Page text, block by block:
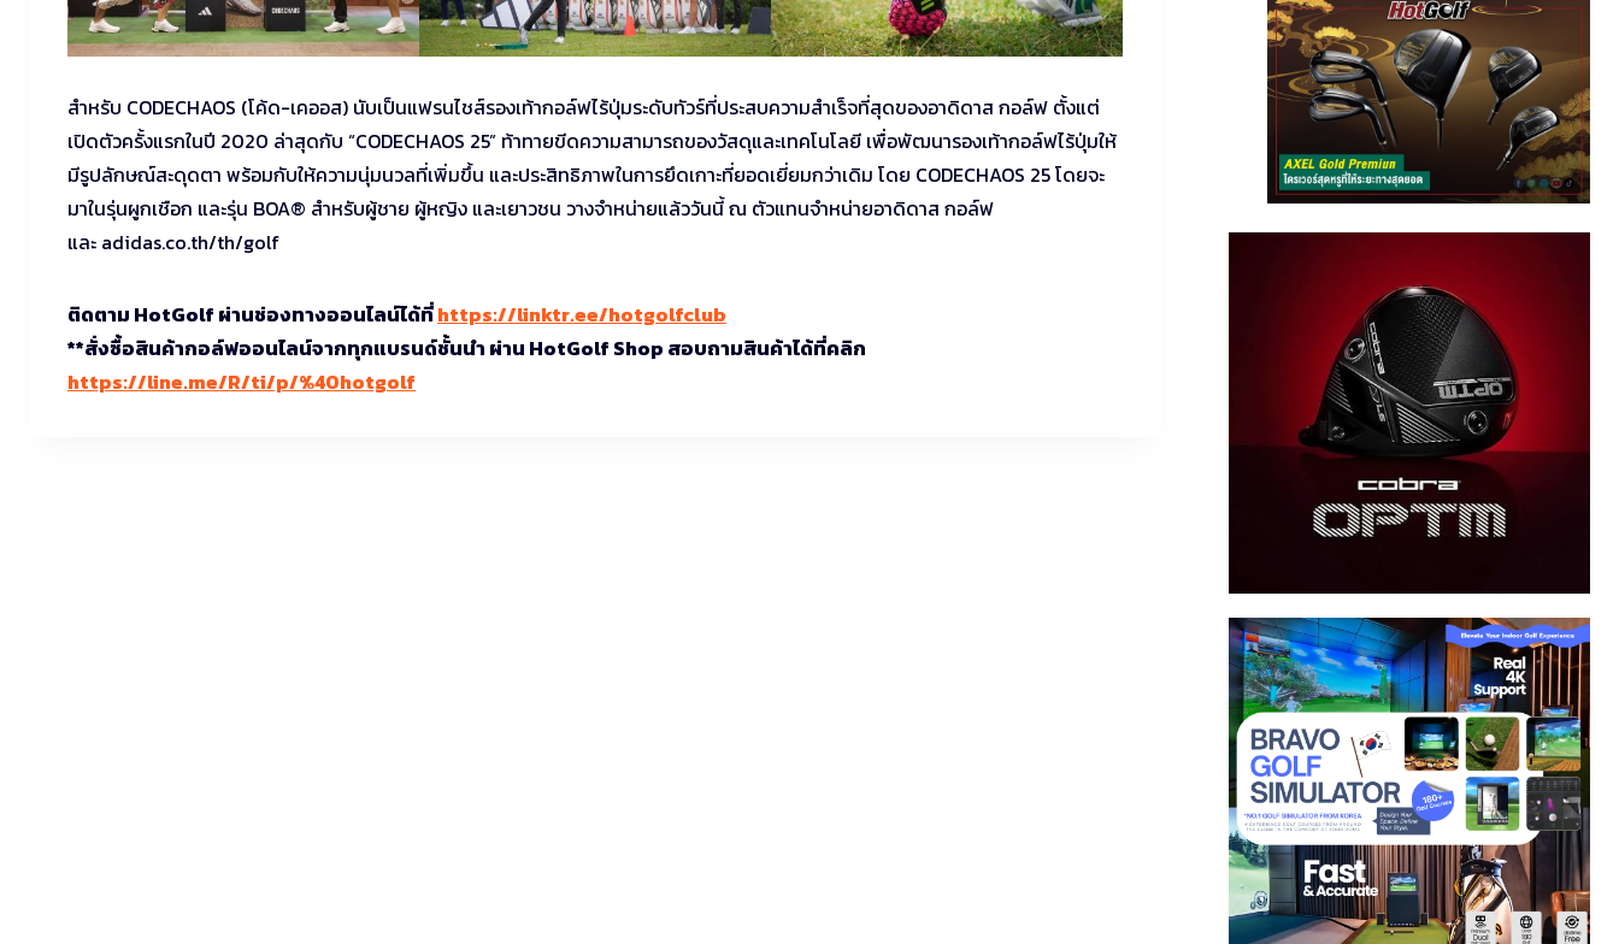
สำหรับ CODECHAOS (โค้ด-เคออส) นับเป็นแฟรนไชส์รองเท้ากอล์ฟไร้ปุ่มระดับทัวร์ที่ประสบความสำเร็จที่สุดของอาดิดาส กอล์ฟ ตั้งแต่
เปิดตัวครั้งแรกในปี 2020 ล่าสุดกับ “CODECHAOS 25” ท้าทายขีดความสามารถของวัสดุและเทคโนโลยี เพื่อพัฒนารองเท้ากอล์ฟไร้ปุ่มให้
มีรูปลักษณ์สะดุดตา พร้อมกับให้ความนุ่มนวลที่เพิ่มขึ้น และประสิทธิภาพในการยึดเกาะที่ยอดเยี่ยมกว่าเดิม โดย CODECHAOS 25 โดยจะ
มาในรุ่นผูกเชือก และรุ่น BOA® สำหรับผู้ชาย ผู้หญิง และเยาวชน วางจำหน่ายแล้ววันนี้ ณ ตัวแทนจำหน่ายอาดิดาส กอล์ฟ
และ adidas.co.th/th/golf
ติดตาม HotGolf ผ่านช่องทางออนไลน์ได้ที่https://linktr.ee/hotgolfclub
**สั่งซื้อสินค้ากอล์ฟออนไลน์จากทุกแบรนด์ชั้นนำ ผ่าน HotGolf Shop สอบถามสินค้าได้ที่คลิก
https://line.me/R/ti/p/%40hotgolf